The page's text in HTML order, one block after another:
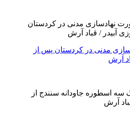
مدنی در کردستان پس از
آرش